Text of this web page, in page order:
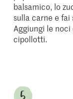
balsamico, lo
sulla carne e
Aggiungi le
cipollotti.